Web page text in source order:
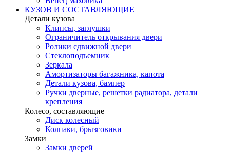
КУЗОВ И СОСТАВЛЯЮЩИЕ
Детали кузова
Клипсы, заглушки
Ограничитель открывания двери
Ролики сдвижной двери
Стеклоподъемник
Зеркала
Амортизаторы багажника, капота
Детали кузова, бампер
Ручки дверные, решетки радиатора, детали
крепления
Колесо, составляющие
Диск колесный
Колпаки, брызговики
Замки
Замки дверей